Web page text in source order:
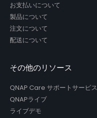
お支払いについて
製品について
注文について
配送について
その他のリソース
QNAP Care サポートサービス
QNAPライブ
ライブデモ